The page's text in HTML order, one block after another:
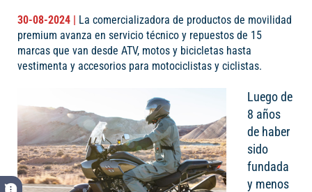
30-08-2024 | La comercializadora de productos de movilidad
premium avanza en servicio técnico y repuestos de 15
marcas que van desde ATV, motos y bicicletas hasta
vestimenta y accesorios para motociclistas y ciclistas.
Luego de
8 años
de haber
sido
fundada
y menos